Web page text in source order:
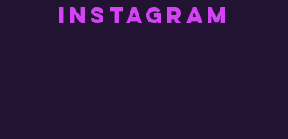
Instagram